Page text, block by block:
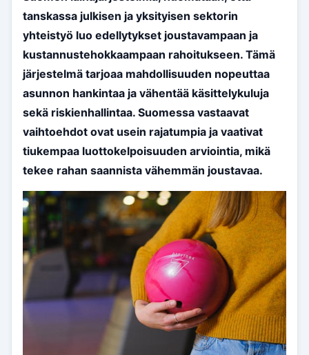
tanskassa julkisen ja yksityisen sektorin
yhteistyö luo edellytykset joustavampaan ja
kustannustehokkaampaan rahoitukseen. Tämä
järjestelmä tarjoaa mahdollisuuden nopeuttaa
asunnon hankintaa ja vähentää käsittelykuluja
sekä riskienhallintaa. Suomessa vastaavat
vaihtoehdot ovat usein rajatumpia ja vaativat
tiukempaa luottokelpoisuuden arviointia, mikä
tekee rahan saannista vähemmän joustavaa.